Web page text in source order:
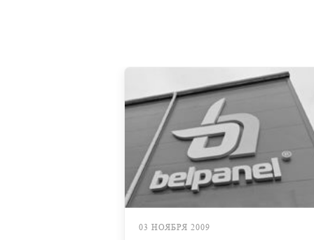
03 НОЯБРЯ 2009